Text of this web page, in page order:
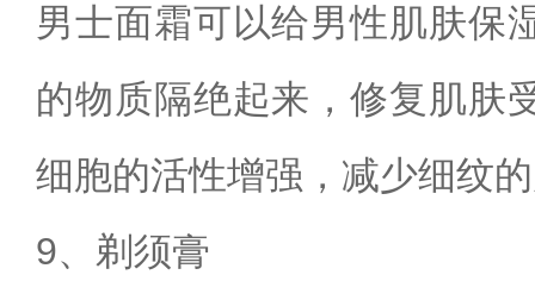
男士面霜可以给男性肌肤保
的物质隔绝起来，修复肌肤
细胞的活性增强，减少细纹
9、剃须膏